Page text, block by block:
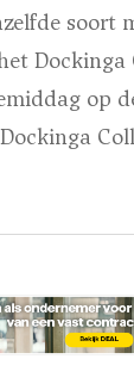
soort
Dockinga
op